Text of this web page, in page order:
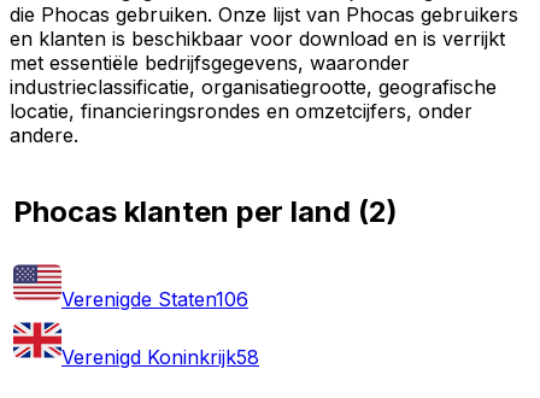
die Phocas gebruiken. Onze lijst van Phocas gebruikers
en klanten is beschikbaar voor download en is verrijkt
met essentiële bedrijfsgegevens, waaronder
industrieclassificatie, organisatiegrootte, geografische
locatie, financieringsrondes en omzetcijfers, onder
andere.
Phocas klanten per land (2)
Verenigde Staten106
Verenigd Koninkrijk58